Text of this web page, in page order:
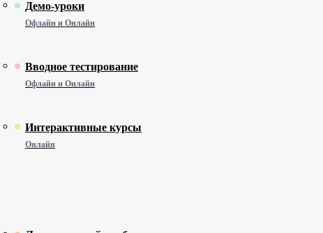
Демо-уроки
Офлайн и Онлайн
Вводное тестирование
Офлайн и Онлайн
Интерактивные курсы
Онлайн